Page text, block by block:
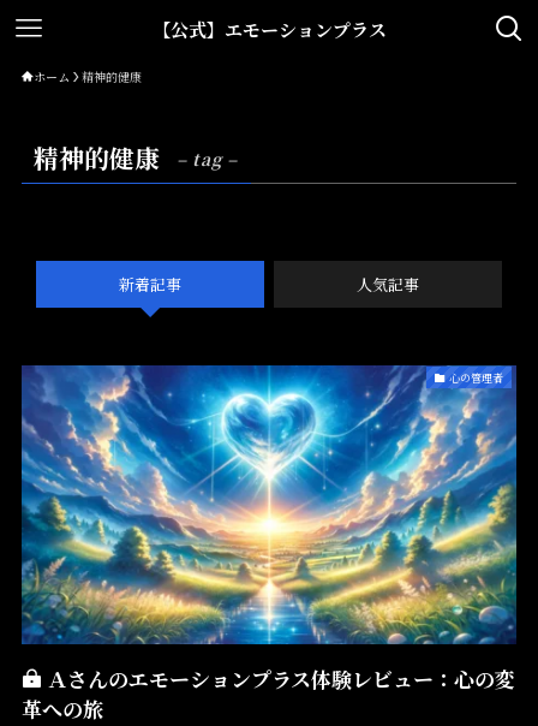
【公式】エモーションプラス
ホーム 精神的健康
精神的健康 – tag –
新着記事 人気記事
心の管理者
Ａさんのエモーションプラス体験レビュー：心の変
革への旅